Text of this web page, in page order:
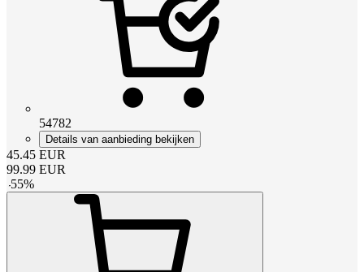
54782
Details van aanbieding bekijken
45.45 EUR
99.99 EUR
-55%